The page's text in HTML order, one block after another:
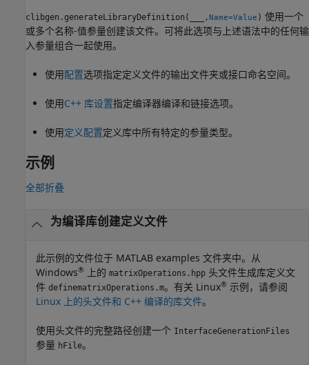
clibgen.generateLibraryDefinition( ,Name=Value ) 使用一个
或多个名称-值参量创建该文件。可将此选项与上述语法中的任何输
入参量组合一起使用。
使用配置选项指定定义文件的输出文件夹或接口命名空间。
使用C++ 库设置指定编译器编译和链接选项。
使用定义配置定义库中所有特定的参量类型。
示例
全部折叠
为编译库创建定义文件
此示例的文件位于 MATLAB examples 文件夹中。从
Windows® 上的 matrixOperations.hpp 头文件生成库定义文
件 definematrixOperations.m。有关 Linux® 示例，请参阅
Linux 上的头文件和 C++ 编译的库文件。
使用头文件的完整路径创建一个 InterfaceGenerationFiles
参量 hFile。